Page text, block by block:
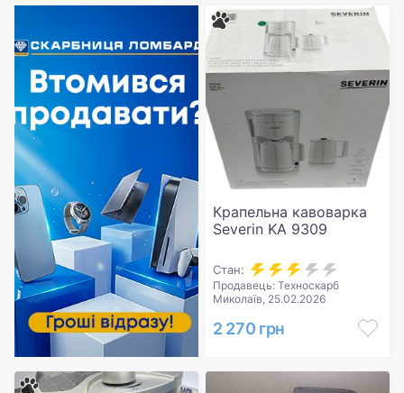
Крапельна кавоварка
Severin KA 9309
Стан:
Продавець: Техноскарб
Миколаїв, 25.02.2026
2 270 грн